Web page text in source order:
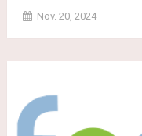
Nov. 20, 2024